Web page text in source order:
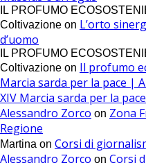
IL PROFUMO
Coltivazione on L’orto
d’uomo
IL PROFUMO
Coltivazione on Il profumo
Marcia sarda per la pace |
XIV Marcia sarda per la pace
Alessandro Zorco on Zona
Regione
Martina on Corsi di
Alessandro Zorco on Corsi